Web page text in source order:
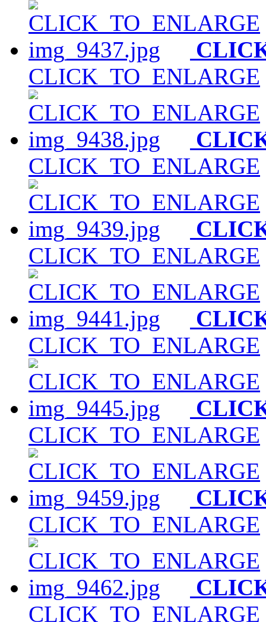
CLICK_TO_ENLARGE
CLICK_TO_ENLARGE
CLICK_TO_ENLARGE
CLICK_TO_ENLARGE
CLICK_TO_ENLARGE
CLICK_TO_ENLARGE
CLICK_TO_ENLARGE